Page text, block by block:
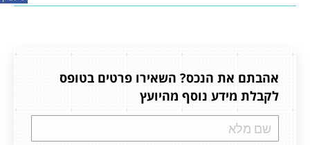
אהבתם את הנכס? השאירו פרטים בטופס
לקבלת מידע נוסף מהיועץ